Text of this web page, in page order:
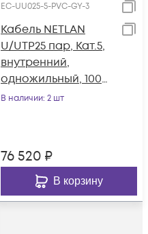
EC-UU025-5-PVC-GY-3
Кабель NETLAN
U/UTP25 пар, Кат.5,
внутренний,
одножильный, 100
МГц, 305 м
В наличии: 2 шт
76 520 ₽
В корзину